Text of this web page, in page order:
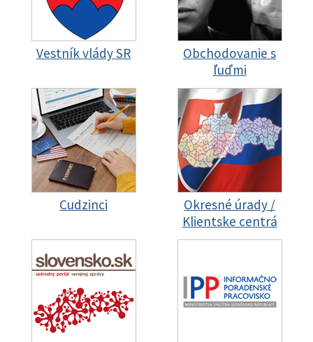
Vestník vlády SR
Obchodovanie s
ľuďmi
Cudzinci
Okresné úrady /
Klientske centrá